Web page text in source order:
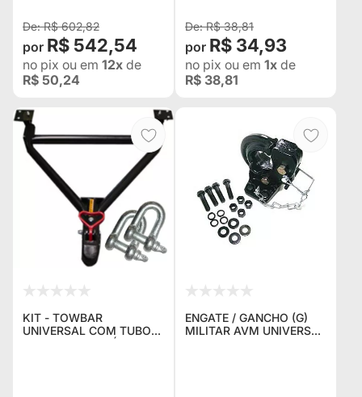
R$ 602,82
R$ 542,54
no pix ou em 12x de
R$ 50,24
R$ 38,81
R$ 34,93
no pix ou em 1x de
R$ 38,81
KIT - TOWBAR
UNIVERSAL COM TUBO
REFORÇADO GRÁTIS 2
ENGATE / GANCHO (G)
MILITAR AVM UNIVERSAL